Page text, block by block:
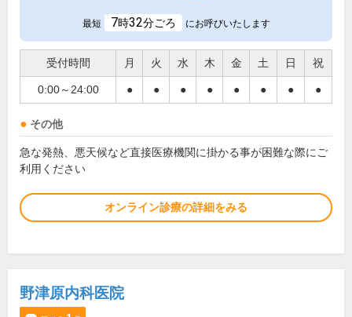
最短 7時32分ごろ にお呼びいたします
受付時間 月 火 水 木 金 土 日 祝
0:00～24:00 ● ● ● ● ● ● ● ●
その他
急な発熱、悪天候など直接医療機関に掛かる事が困難な際にご
利用ください
オンライン診療の詳細をみる
野津原内科医院